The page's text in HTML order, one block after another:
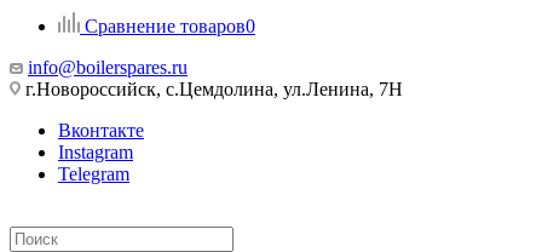
Сравнение товаров0
info@boilerspares.ru
г.Новороссийск, с.Цемдолина, ул.Ленина, 7Н
Вконтакте
Instagram
Telegram